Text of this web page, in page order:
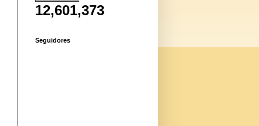
12,601,373
Seguidores